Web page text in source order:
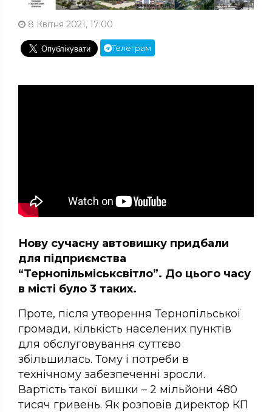
8 Квітня 2021, 17:00
Телеграм
Нову сучасну автовишку придбали
для підприємства
“Тернопільміськсвітло”. До цього часу
в місті було 3 таких.
Проте, після утворення Тернопільської
громади, кількість населених пунктів
для обслуговування суттєво
збільшилась. Тому і потреби в
технічному забезпеченні зросли.
Вартість такої вишки – 2 мільйони 480
тисяч гривень. Як розповів директор КП